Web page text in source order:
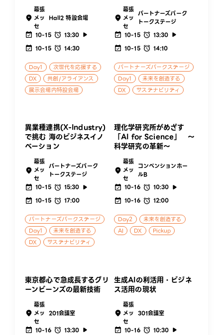
幕張
メッ
セ
Hall2 特設会場
10-15
13:30
10-15
14:30
Day1
次世代を応援する
DX
共創/アライアンス
展示会場内特設会場
幕張
メッ
セ
パートナーズパーク
トークステージ
10-15
13:30
10-15
14:10
パートナーズパークステージ
Day1
未来を創造する
DX
サステナビリティ
異業種連携(X-Industry)
で挑む 海のビジネスイノ
ベーション
幕張
メッ
セ
パートナーズパーク
トークステージ
10-15
15:30
10-15
17:00
パートナーズパークステージ
Day1
未来を創造する
DX
サステナビリティ
理化学研究所がめざす
「AI for Science」 ～
科学研究の革新～
幕張
メッ
セ
コンベンションホー
ルB
10-16
10:30
10-16
12:00
Day2
未来を創造する
AI
DX Pickup
東京都心で急成長するグリ
ーンビーンズの最新技術
幕張
メッ
セ
201会議室
10-16
13:30
生成AIの利活用・ビジネ
ス活用の現状
幕張
メッ
セ
301会議室
10-16
10:30